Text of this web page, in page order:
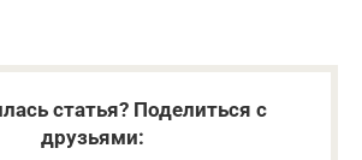
статья? Поделиться с
друзьями: